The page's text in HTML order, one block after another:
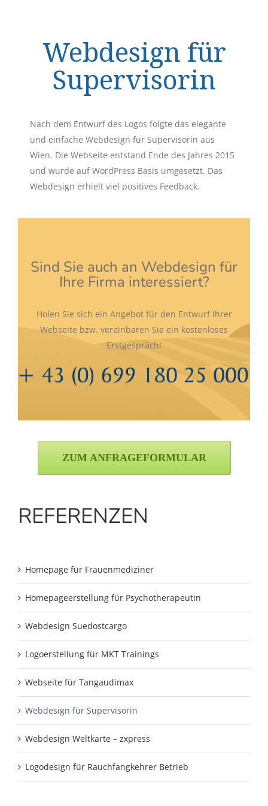
Webdesign für
Supervisorin
Nach dem Entwurf des Logos folgte das elegante
und einfache Webdesign für Supervisorin aus
Wien. Die Webseite entstand Ende des Jahres 2015
und wurde auf WordPress Basis umgesetzt. Das
Webdesign erhielt viel positives Feedback.
Sind Sie auch an Webdesign für
Ihre Firma interessiert?
Holen Sie sich ein Angebot für den Entwurf Ihrer
Webseite bzw. vereinbaren Sie ein kostenloses
Erstgespräch!
ZUM ANFRAGEFORMULAR
REFERENZEN
Homepage für Frauenmediziner
Homepageerstellung für Psychotherapeutin
Webdesign Suedostcargo
Logoerstellung für MKT Trainings
Webseite für Tangaudimax
Webdesign für Supervisorin
Webdesign Weltkarte – zxpress
Logodesign für Rauchfangkehrer Betrieb